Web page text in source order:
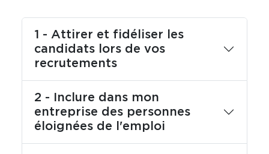
1 - Attirer et fidéliser les
candidats lors de vos
recrutements
2 - Inclure dans mon
entreprise des personnes
éloignées de l'emploi